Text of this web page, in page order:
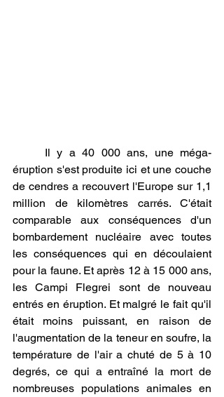
Il y a 40 000 ans, une méga-
éruption s'est produite ici et une couche
de cendres a recouvert l'Europe sur 1,1
million de kilomètres carrés. C'était
comparable aux conséquences d'un
bombardement nucléaire avec toutes
les conséquences qui en découlaient
pour la faune. Et après 12 à 15 000 ans,
les Campi Flegrei sont de nouveau
entrés en éruption. Et malgré le fait qu'il
était moins puissant, en raison de
l'augmentation de la teneur en soufre, la
température de l'air a chuté de 5 à 10
degrés, ce qui a entraîné la mort de
nombreuses populations animales en